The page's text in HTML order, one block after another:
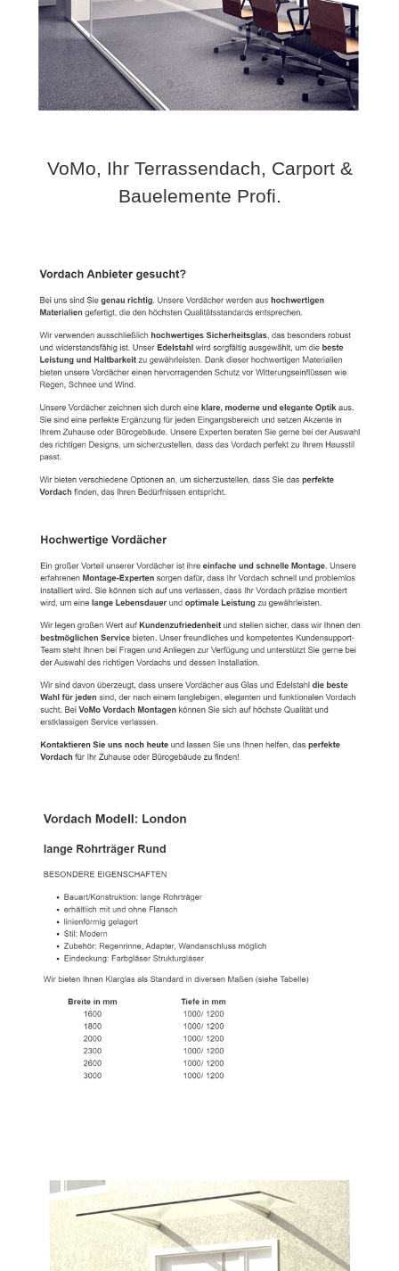
VoMo, Ihr Terrassendach, Carport &
Bauelemente Profi.